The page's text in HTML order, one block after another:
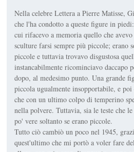
Nella celebre Lettera a Pierre Matisse,
che l'ha condotto a queste figure in
cui rifacevo a memoria quello che
sculture farsi sempre più piccole; erano
piccole e tuttavia trovavo disgustosa
instancabilmente ricominciavo daccapo
dopo, al medesimo punto. Una grande
piccola ugualmente insopportabile, e
che con un ultimo colpo di temperino
nella polvere. Tuttavia, sia le teste che
po' vere soltanto se erano piccole.
Tutto ciò cambiò un poco nel 1945,
quest'ultimo che mi portò a voler fare